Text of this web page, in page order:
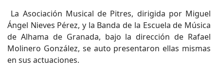
La Asociación Musical de Pitres, dirigida por Miguel
Ángel Nieves Pérez, y la Banda de la Escuela de Música
de Alhama de Granada, bajo la dirección de Rafael
Molinero González, se auto presentaron ellas mismas
en sus actuaciones.